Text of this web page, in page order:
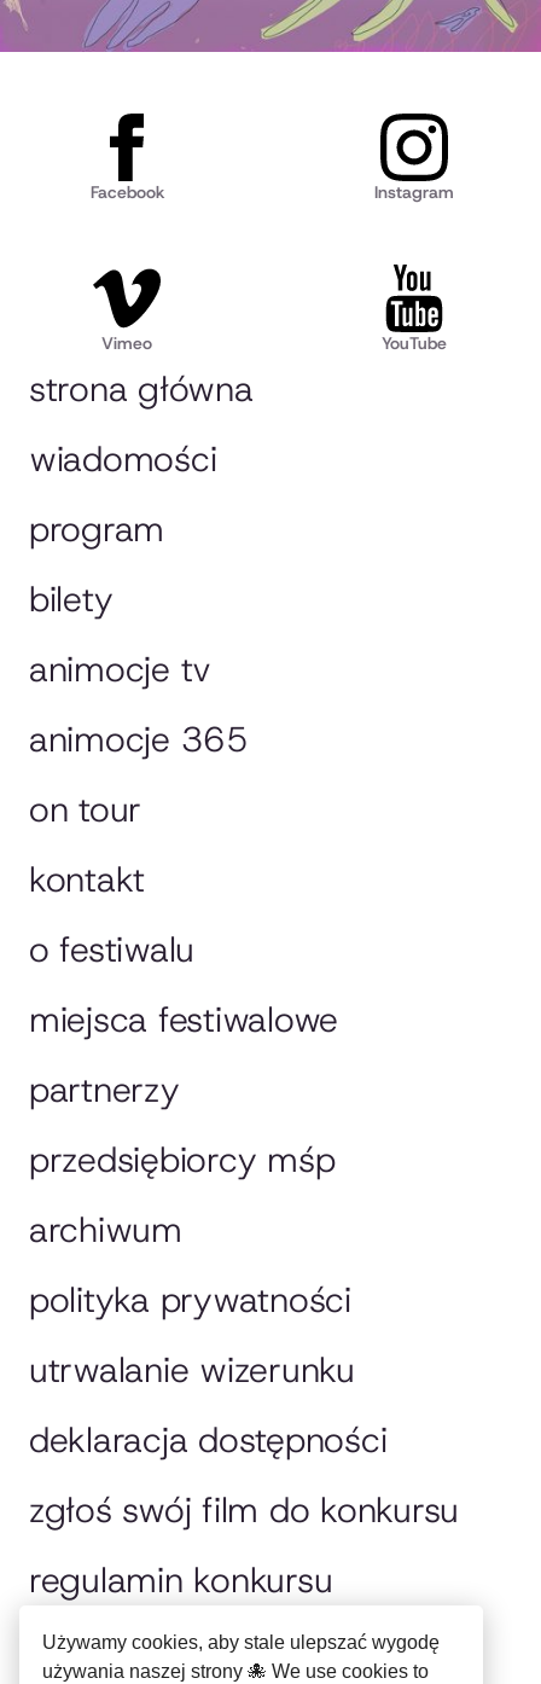
Używamy cookies, aby stale ulepszać wygodę
używania naszej strony 🐙 We use cookies to
strona główna
wiadomości
program
bilety
animocje tv
animocje 365
on tour
kontakt
o festiwalu
miejsca festiwalowe
partnerzy
przedsiębiorcy mśp
archiwum
polityka prywatności
utrwalanie wizerunku
deklaracja dostępności
zgłoś swój film do konkursu
regulamin konkursu
jury
Facebook Instagram
Vimeo YouTube